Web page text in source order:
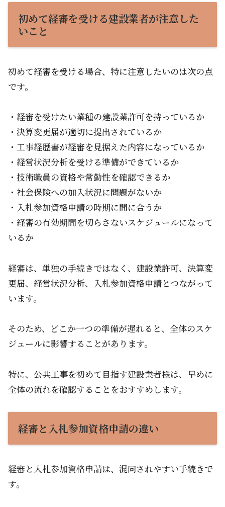
初めて経審を受ける建設業者が注意した
いこと
初めて経審を受ける場合、特に注意したいのは次の点
です。
・経審を受けたい業種の建設業許可を持っているか
・決算変更届が適切に提出されているか
・工事経歴書が経審を見据えた内容になっているか
・経営状況分析を受ける準備ができているか
・技術職員の資格や常勤性を確認できるか
・社会保険への加入状況に問題がないか
・入札参加資格申請の時期に間に合うか
・経審の有効期間を切らさないスケジュールになって
いるか
経審は、単独の手続きではなく、建設業許可、決算変
更届、経営状況分析、入札参加資格申請とつながって
います。
そのため、どこか一つの準備が遅れると、全体のスケ
ジュールに影響することがあります。
特に、公共工事を初めて目指す建設業者様は、早めに
全体の流れを確認することをおすすめします。
経審と入札参加資格申請の違い
経審と入札参加資格申請は、混同されやすい手続きで
す。